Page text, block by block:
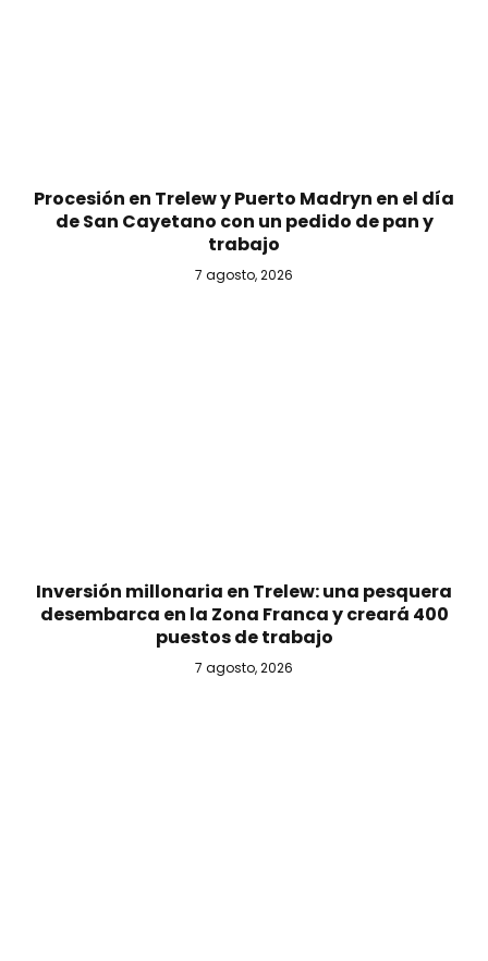
Procesión en Trelew y Puerto Madryn en el día
de San Cayetano con un pedido de pan y
trabajo
7 agosto, 2026
Inversión millonaria en Trelew: una pesquera
desembarca en la Zona Franca y creará 400
puestos de trabajo
7 agosto, 2026